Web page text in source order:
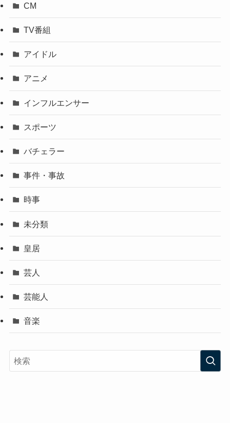
CM
TV番組
アイドル
アニメ
インフルエンサー
スポーツ
バチェラー
事件・事故
時事
未分類
皇居
芸人
芸能人
音楽